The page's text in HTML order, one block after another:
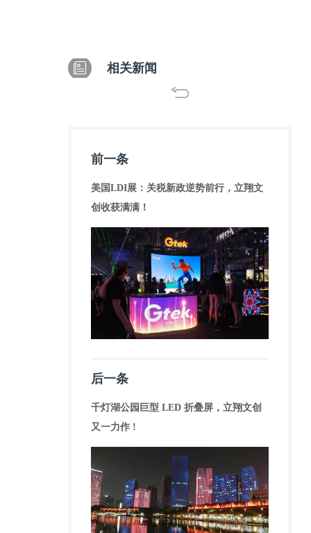
相关新闻
前一条
美国LDI展：关税新政逆势前行，立翔文
创收获满满！
后一条
千灯湖公园巨型 LED 折叠屏，立翔文创
又一力作 !